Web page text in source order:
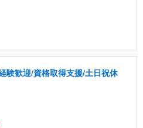
験歓迎/資格取得支援/土日祝休